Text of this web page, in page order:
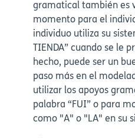
gramatical también es
momento para el
individuo utiliza su
TIENDA” cuando se le
hecho, puede ser un
paso más en el
utilizar los apoyos
palabra “FUI” o para
como "A" o "LA" en su